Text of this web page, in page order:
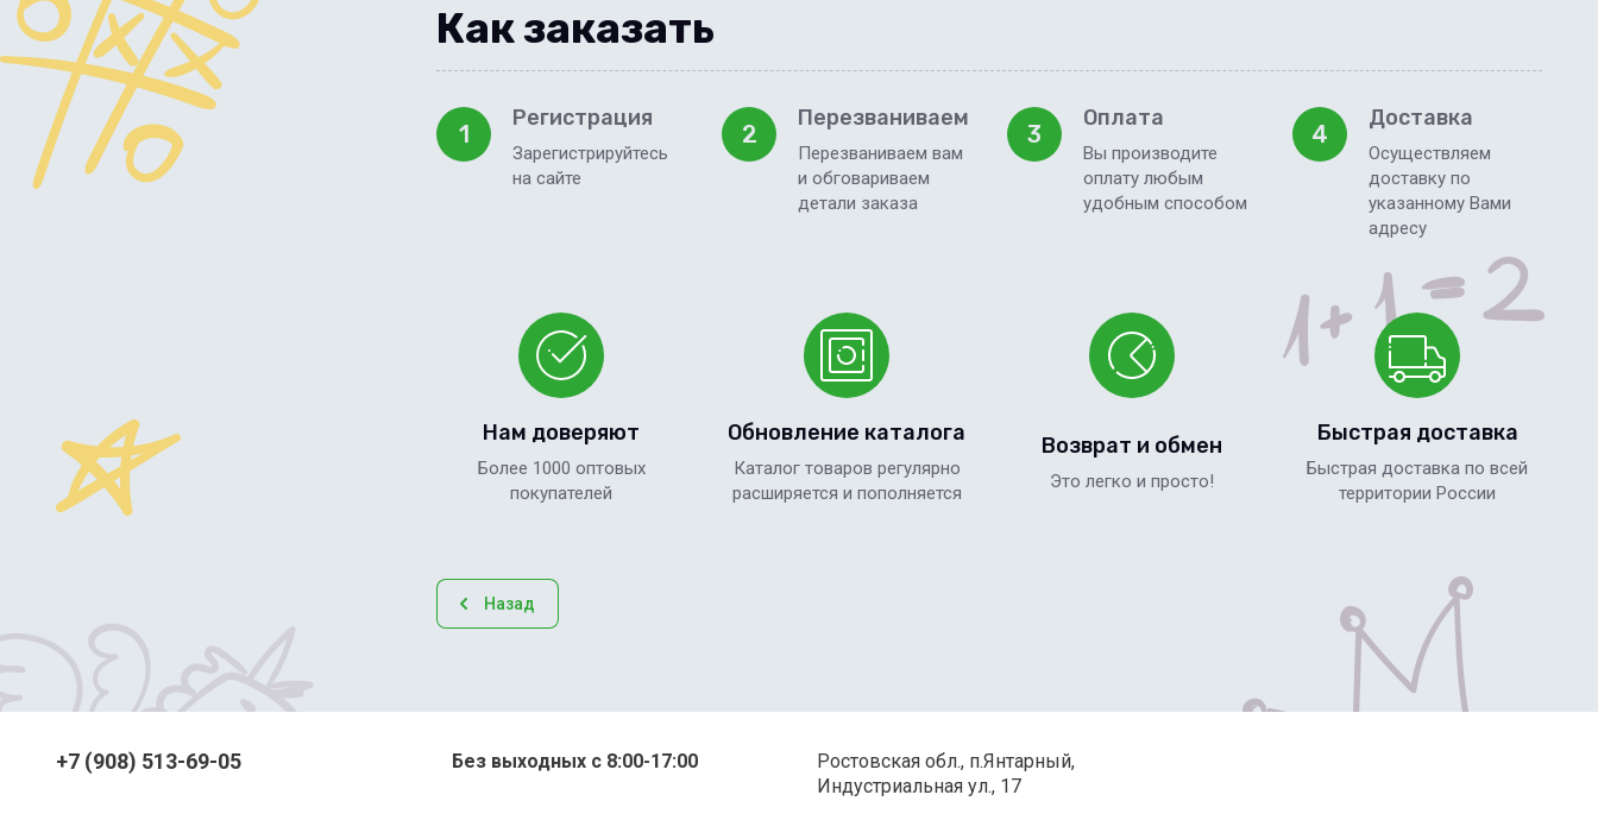
Как заказать
1
Регистрация
Зарегистрируйтесь
на сайте
2
Перезваниваем
Перезваниваем вам
и обговариваем
детали заказа
3
Оплата
Вы производите
оплату любым
удобным способом
4
Доставка
Осуществляем
доставку по
указанному Вами
адресу
Нам доверяют
Более 1000 оптовых
покупателей
Обновление каталога
Каталог товаров регулярно
расширяется и пополняется
Возврат и обмен
Это легко и просто!
Быстрая доставка
Быстрая доставка по всей
территории России
Назад
+7 (908) 513-69-05 Без выходных с 8:00-17:00
Ростовская обл., п.Янтарный,
Индустриальная ул., 17